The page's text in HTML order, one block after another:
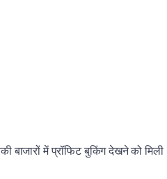
बाजारों में प्रॉफिट बुकिंग देखने को